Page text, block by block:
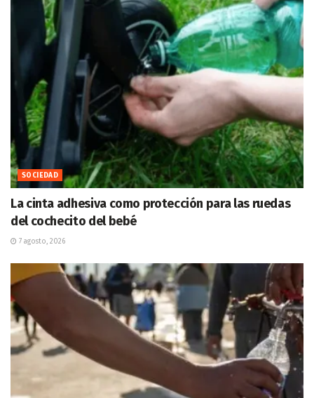
SOCIEDAD
La cinta adhesiva como protección para las ruedas
del cochecito del bebé
7 agosto, 2026